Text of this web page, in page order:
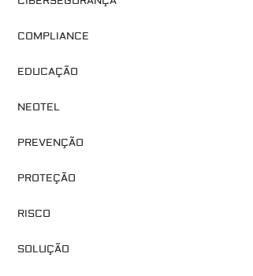
COMPLIANCE
EDUCAÇÃO
NEOTEL
PREVENÇÃO
PROTEÇÃO
RISCO
SOLUÇÃO